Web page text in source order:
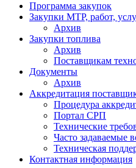
Программа закупок
Закупки МТР, работ,
Архив
Закупки топлива
Архив
Поставщикам
Документы
Архив
Аккредитация
Процедура
Портал СРП
Технические
Часто задаваемые
Техническая
Контактная информация